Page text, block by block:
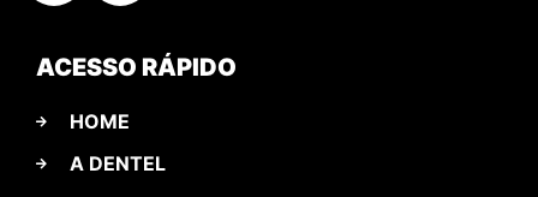
ACESSO RÁPIDO
HOME
A DENTEL